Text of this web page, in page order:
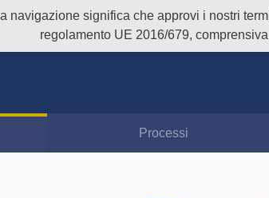
navigazione significa che approvi i nostri
regolamento UE 2016/679,
Processi